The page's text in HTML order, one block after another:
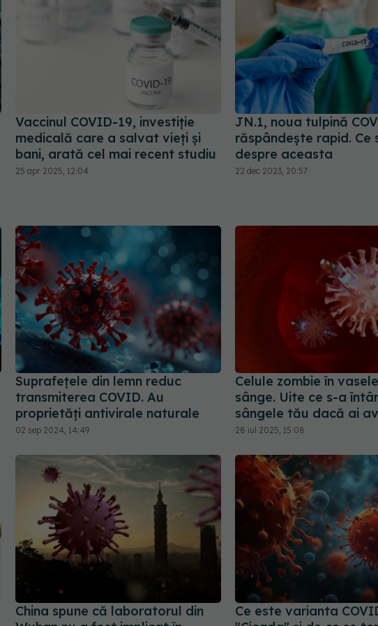
Vaccinul COVID-19, investiție
medicală care a salvat vieți și
bani, arată cel mai recent studiu
25 apr 2025, 12:04
JN.1, noua tulpină
răspândește rapid. Ce
despre aceasta
22 dec 2023, 20:57
Suprafețele din lemn reduc
transmiterea COVID. Au
proprietăți antivirale naturale
02 sep 2024, 14:49
Celule zombie în
sânge. Uite ce s-a
sângele tău dacă ai
28 iul 2025, 15:08
China spune că laboratorul din
Ce este varianta